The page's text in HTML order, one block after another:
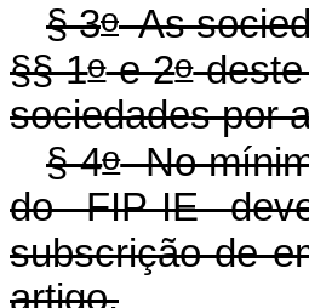
§ 3oAs
§§ 1oe 2odeste
sociedades por
§ 4oNo
do FIP-IE
subscrição de
artigo.